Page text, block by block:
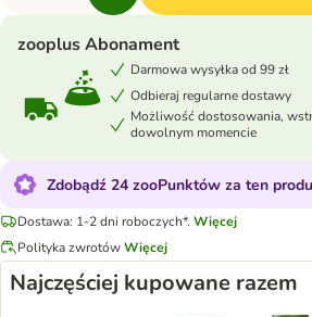
zooplus Abonament
Darmowa wysyłka od 99 zł
Odbieraj regularne dostawy
Możliwość dostosowania,
dowolnym momencie
Zdobądź 24 zooPunktów za ten
Dostawa: 1-2 dni roboczych*. Więcej
Polityka zwrotówWięcej
Najczęściej kupowane razem